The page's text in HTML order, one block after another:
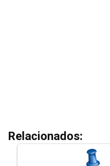
Relacionados: